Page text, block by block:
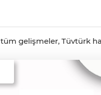
gelişmeler, Tüvtürk